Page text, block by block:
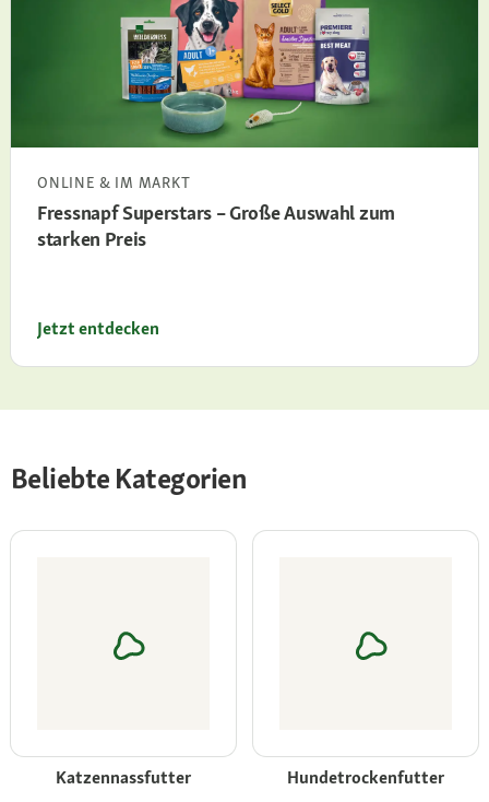
ONLINE & IM MARKT
Fressnapf Superstars – Große Auswahl zum
starken Preis
Jetzt entdecken
Beliebte Kategorien
Katzennassfutter Hundetrockenfutter